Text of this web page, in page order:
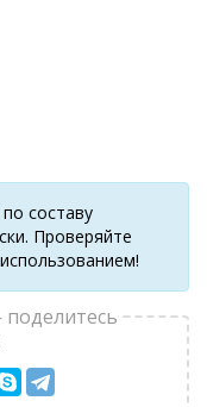
составу
Проверяйте